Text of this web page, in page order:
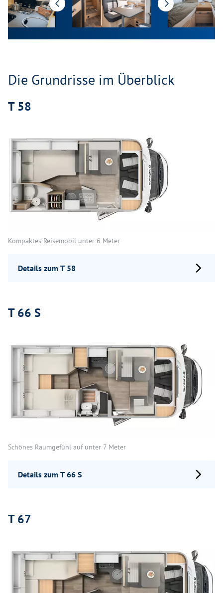
Die Grundrisse im Überblick
T 58
Kompaktes Reisemobil unter 6 Meter
Details zum T 58
T 66 S
Schönes Raumgefühl auf unter 7 Meter
Details zum T 66 S
T 67